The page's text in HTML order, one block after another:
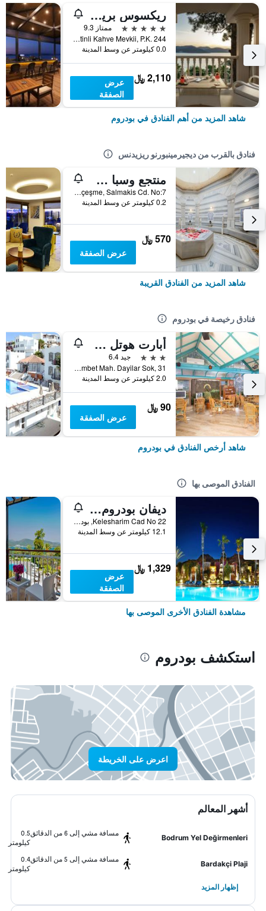
ريكسوس بريميوم بودروم
5 نجوم
ممتاز 9.3
Torba Mah. Zeytinli Kahve Mevkii, P.K. 244, بودروم, تركيا
0.0 كيلومتر عن وسط المدينة
2,110 ﷼
عرض
الصفقة
شاهد المزيد من أهم الفنادق في بودروم
فنادق بالقرب من ديجيرمينبورنو ريزيدنس
منتجع وسبا سالمكيس
Bardakcı Koyu, Eskiçeşme, Salmakis Cd. No:7, بودروم, تركيا
0.2 كيلومتر عن وسط المدينة
570 ﷼
عرض الصفقة
شاهد المزيد من الفنادق القريبة
فنادق رخيصة في بودروم
أبارت هوتل سييستا بيتش بودرم
3 نجوم
جيد 6.4
Gumbet Mah. Dayilar Sok, 31, بودروم, تركيا
2.0 كيلومتر عن وسط المدينة
90 ﷼
عرض الصفقة
شاهد أرخص الفنادق في بودروم
الفنادق الموصى بها
ديفان بودروم بالميرا
Kelesharim Cad No 22, بودروم, تركيا
12.1 كيلومتر عن وسط المدينة
1,329 ﷼
عرض
الصفقة
مشاهدة الفنادق الأخرى الموصى بها
استكشف بودروم
اعرض على الخريطة
أشهر المعالم
Bodrum Yel Değirmenleri
مسافة مشي إلى 6 من الدقائق
0.5
كيلومتر
Bardakçi Plaji
مسافة مشي إلى 5 من الدقائق
0.4
كيلومتر
إظهار المزيد